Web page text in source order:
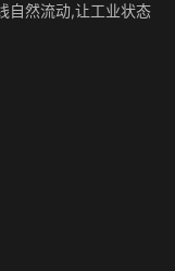
自然流动,让工业状态